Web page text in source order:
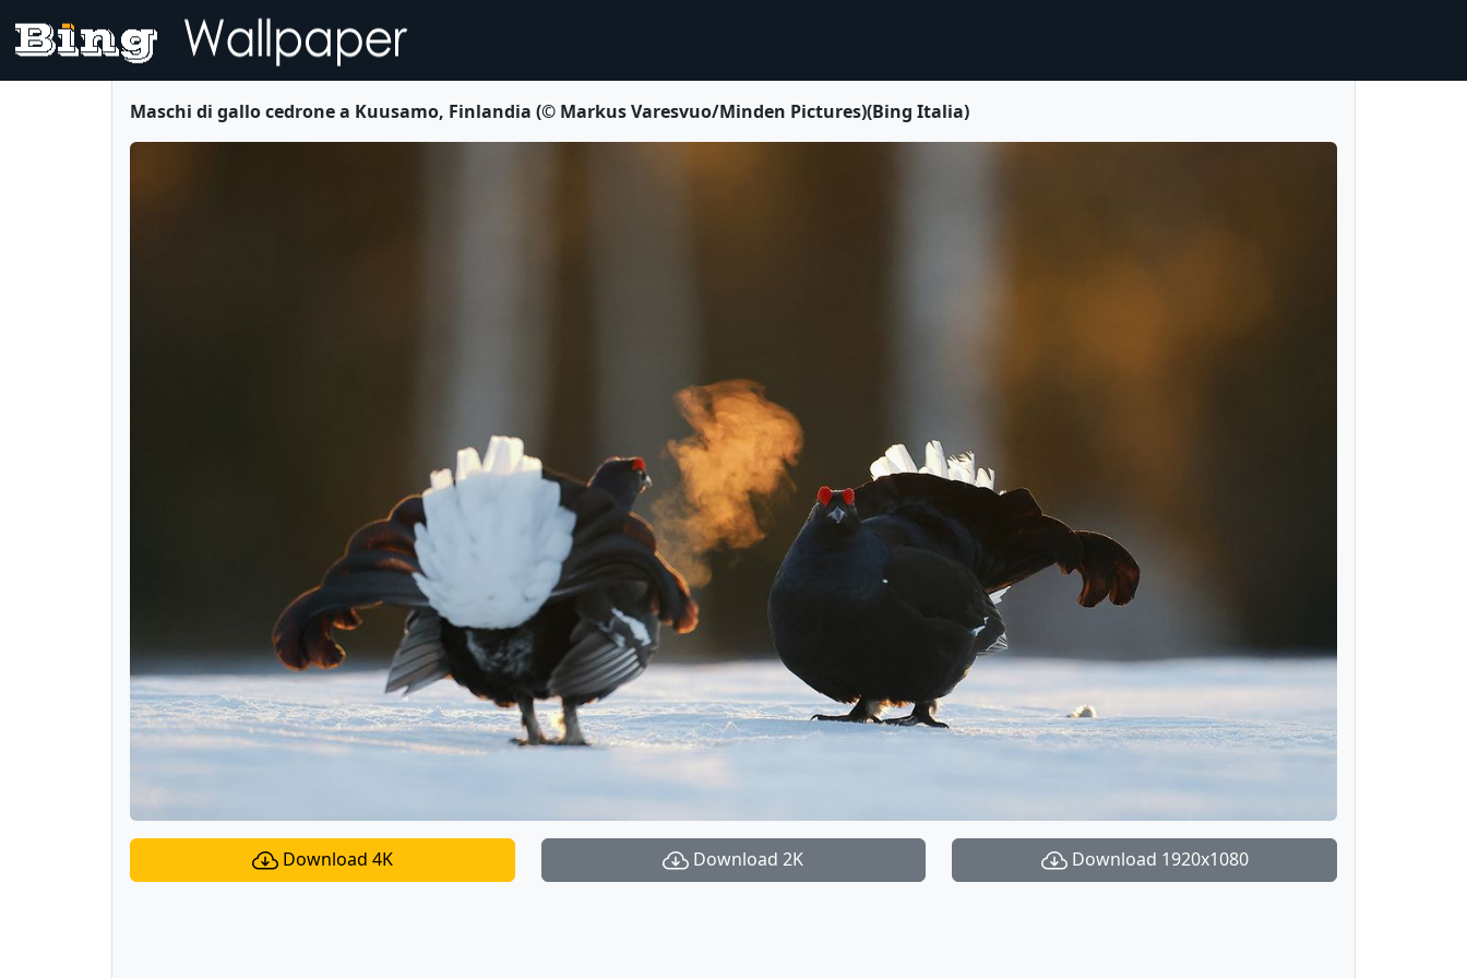
Maschi di gallo cedrone a Kuusamo, Finlandia (© Markus Varesvuo/Minden Pictures)(Bing Italia)
Download 4K Download 2K Download 1920x1080